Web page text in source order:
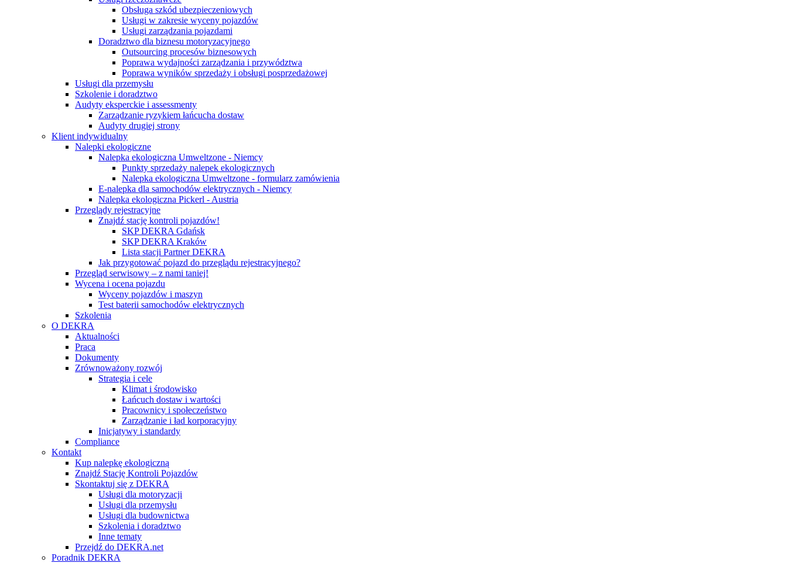
Obsługa szkód ubezpieczeniowych
Usługi w zakresie wyceny pojazdów
Usługi zarządzania pojazdami
Doradztwo dla biznesu motoryzacyjnego
Outsourcing procesów biznesowych
Poprawa wydajności zarządzania i przywództwa
Poprawa wyników sprzedaży i obsługi posprzedażowej
Usługi dla przemysłu
Szkolenie i doradztwo
Audyty eksperckie i assessmenty
Zarządzanie ryzykiem łańcucha dostaw
Audyty drugiej strony
Klient indywidualny
Nalepki ekologiczne
Nalepka ekologiczna Umweltzone - Niemcy
Punkty sprzedaży nalepek ekologicznych
Nalepka ekologiczna Umweltzone - formularz zamówienia
E-nalepka dla samochodów elektrycznych - Niemcy
Nalepka ekologiczna Pickerl - Austria
Przeglądy rejestracyjne
Znajdź stację kontroli pojazdów!
SKP DEKRA Gdańsk
SKP DEKRA Kraków
Lista stacji Partner DEKRA
Jak przygotować pojazd do przeglądu rejestracyjnego?
Przegląd serwisowy – z nami taniej!
Wycena i ocena pojazdu
Wyceny pojazdów i maszyn
Test baterii samochodów elektrycznych
Szkolenia
O DEKRA
Aktualności
Praca
Dokumenty
Zrównoważony rozwój
Strategia i cele
Klimat i środowisko
Łańcuch dostaw i wartości
Pracownicy i społeczeństwo
Zarządzanie i ład korporacyjny
Inicjatywy i standardy
Compliance
Kontakt
Kup nalepkę ekologiczną
Znajdź Stację Kontroli Pojazdów
Skontaktuj się z DEKRA
Usługi dla motoryzacji
Usługi dla przemysłu
Usługi dla budownictwa
Szkolenia i doradztwo
Inne tematy
Przejdź do DEKRA.net
Poradnik DEKRA